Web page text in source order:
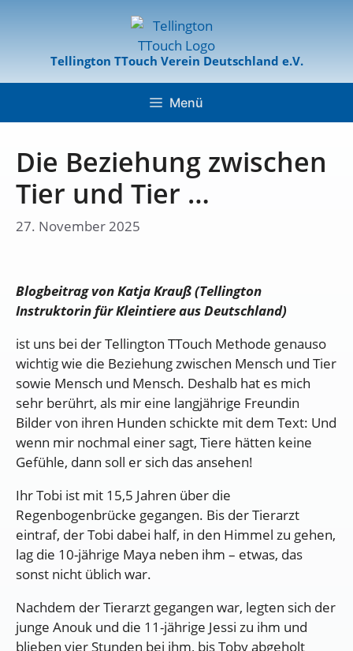
Tellington TTouch Verein Deutschland e.V.
Menü
Die Beziehung zwischen
Tier und Tier …
27. November 2025
Blogbeitrag von Katja Krauß (Tellington
Instruktorin für Kleintiere aus Deutschland)
ist uns bei der Tellington TTouch Methode genauso
wichtig wie die Beziehung zwischen Mensch und Tier
sowie Mensch und Mensch. Deshalb hat es mich
sehr berührt, als mir eine langjährige Freundin
Bilder von ihren Hunden schickte mit dem Text: Und
wenn mir nochmal einer sagt, Tiere hätten keine
Gefühle, dann soll er sich das ansehen!
Ihr Tobi ist mit 15,5 Jahren über die
Regenbogenbrücke gegangen. Bis der Tierarzt
eintraf, der Tobi dabei half, in den Himmel zu gehen,
lag die 10-jährige Maya neben ihm – etwas, das
sonst nicht üblich war.
Nachdem der Tierarzt gegangen war, legten sich der
junge Anouk und die 11-jährige Jessi zu ihm und
blieben vier Stunden bei ihm, bis Toby abgeholt